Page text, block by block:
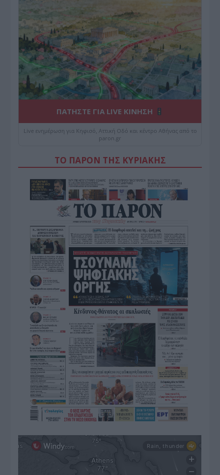
ΠΑΤΗΣΤΕ ΓΙΑ LIVE ΚΙΝΗΣΗ
Live ενημέρωση για Κηφισό, Αττική Οδό και κέντρο Αθήνας από το
paron.gr
ΤΟ ΠΑΡΟΝ ΤΗΣ ΚΥΡΙΑΚΗΣ